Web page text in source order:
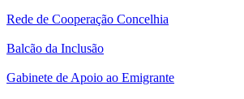
Rede de Cooperação Concelhia
Balcão da Inclusão
Gabinete de Apoio ao Emigrante